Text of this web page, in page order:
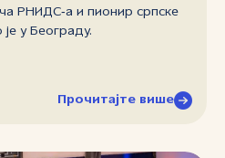
РНИДС‑а и пионир српске
у Београду.
Прочитајте више